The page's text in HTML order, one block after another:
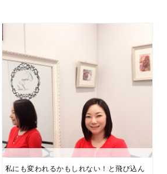
私にも変われるかもしれない！と飛び込ん